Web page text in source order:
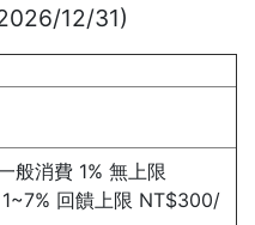
12/31)
般消費 1% 無上限
回饋上限 NT$300/